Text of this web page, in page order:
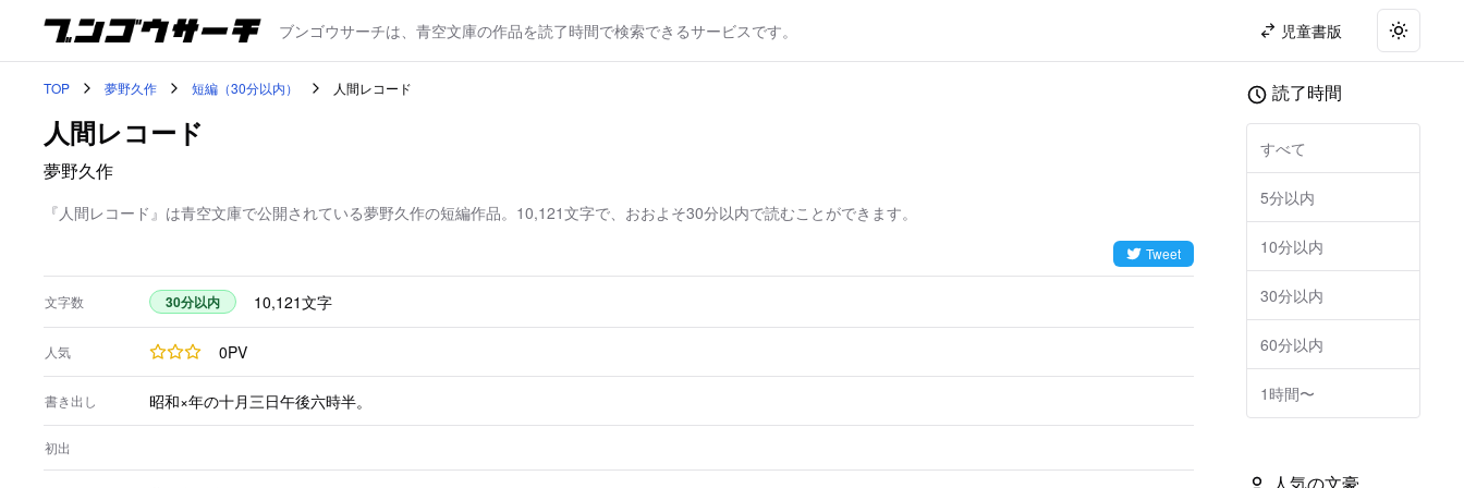
ブンゴウサーチは、青空文庫の作品を読了時間で検索できるサービスです。 児童書版 Toggle
TOP 夢野久作 短編（30分以内） 人間レコード
人間レコード
夢野久作
『人間レコード』は青空文庫で公開されている夢野久作の短編作品。10,121文字で、おおよそ30分以内で読むことができます。
Tweet
文字数 30分以内 10,121文字
人気 0PV
書き出し 昭和×年の十月三日午後六時半。
初出
読了時間
すべて
5分以内
10分以内
30分以内
60分以内
1時間〜